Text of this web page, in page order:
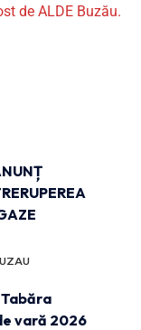
de ALDE Buzău.
vară 2026